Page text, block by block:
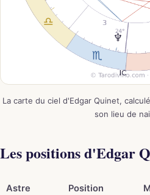
La carte du ciel d'Edgar Quinet,
son lieu de
Les positions d'Edgar
Astre Position